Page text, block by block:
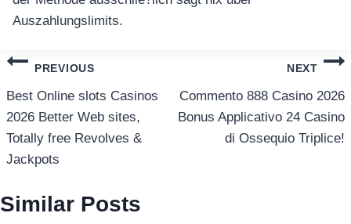
Auszahlungslimits.
แนะแนว
เรื่อง
PREVIOUS
Best Online slots Casinos
2026 Better Web sites,
Totally free Revolves &
Jackpots
NEXT
Commento 888 Casino 2026
Bonus Applicativo 24 Casino
di Ossequio Triplice!
Similar Posts